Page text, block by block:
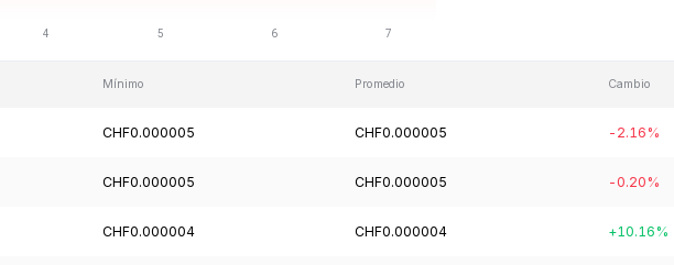
Mínimo Promedio Cambio
CHF0.000005 CHF0.000005 -2.16%
CHF0.000005 CHF0.000005 -0.20%
CHF0.000004 CHF0.000004 +10.16%